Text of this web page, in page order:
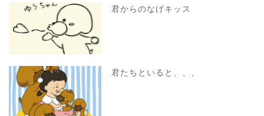
君からのなげキッス
君たちといると、、、